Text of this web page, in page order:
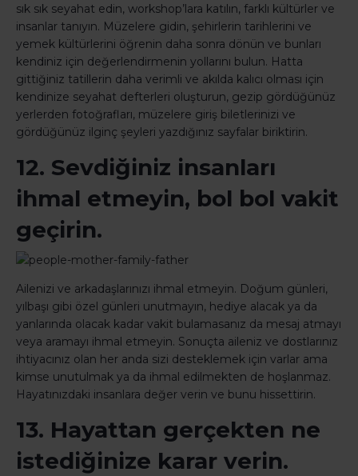
sık sık seyahat edin, workshop’lara katılın, farklı kültürler ve
insanlar tanıyın. Müzelere gidin, şehirlerin tarihlerini ve
yemek kültürlerini öğrenin daha sonra dönün ve bunları
kendiniz için değerlendirmenin yollarını bulun. Hatta
gittiğiniz tatillerin daha verimli ve akılda kalıcı olması için
kendinize seyahat defterleri oluşturun, gezip gördüğünüz
yerlerden fotoğrafları, müzelere giriş biletlerinizi ve
gördüğünüz ilginç şeyleri yazdığınız sayfalar biriktirin.
12. Sevdiğiniz insanları
ihmal etmeyin, bol bol vakit
geçirin.
Ailenizi ve arkadaşlarınızı ihmal etmeyin. Doğum günleri,
yılbaşı gibi özel günleri unutmayın, hediye alacak ya da
yanlarında olacak kadar vakit bulamasanız da mesaj atmayı
veya aramayı ihmal etmeyin. Sonuçta aileniz ve dostlarınız
ihtiyacınız olan her anda sizi desteklemek için varlar ama
kimse unutulmak ya da ihmal edilmekten de hoşlanmaz.
Hayatınızdaki insanlara değer verin ve bunu hissettirin.
13. Hayattan gerçekten ne
istediğinize karar verin.